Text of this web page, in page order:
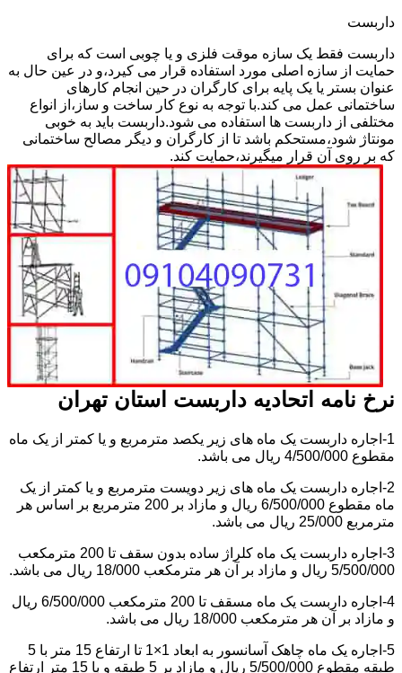
داربست
داربست فقط یک سازه موقت فلزی و یا چوبی است که برای
حمایت از سازه اصلی مورد استفاده قرار می کیرد،و در عین حال به
عنوان بستر یا یک پایه برای کارگران در حین انجام کارهای
ساختمانی عمل می کند.با توجه به نوع کار ساخت و ساز،از انواع
مختلفی از داربست ها استفاده می شود.داربست باید به خوبی
مونتاژ شود،مستحکم باشد تا از کارگران و دیگر مصالح ساختمانی
که بر روی آن قرار میگیرند،حمایت کند.
نرخ نامه اتحادیه داربست استان تهران
1-اجاره داربست یک ماه های زیر یکصد مترمربع و یا کمتر از یک ماه
مقطوع 4/500/000 ریال می باشد.
2-اجاره داربست یک ماه های زیر دویست مترمربع و یا کمتر از یک
ماه مقطوع 6/500/000 ریال و مازاد بر 200 مترمربع بر اساس هر
مترمربع 25/000 ریال می باشد.
3-اجاره داربست یک ماه کلراژ ساده بدون سقف تا 200 مترمکعب
5/500/000 ریال و مازاد بر آن هر مترمکعب 18/000 ریال می باشد.
4-اجاره داربست یک ماه مسقف تا 200 مترمکعب 6/500/000 ریال
و مازاد بر آن هر مترمکعب 18/000 ریال می باشد.
5-اجاره یک ماه چاهک آسانسور به ابعاد 1×1 تا ارتفاع 15 متر با 5
طبقه مقطوع 5/500/000 ریال و مازاد بر 5 طبقه و با 15 متر ارتفاع